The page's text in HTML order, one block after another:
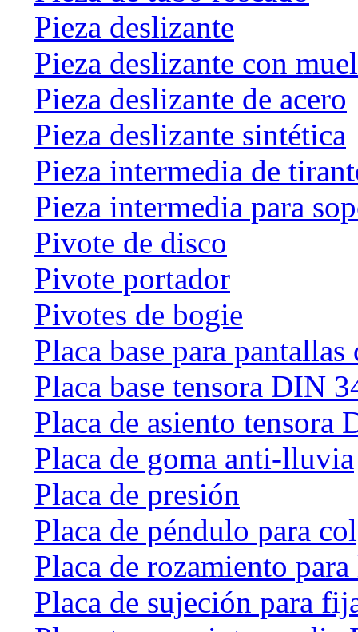
Pieza deslizante
Pieza deslizante con
Pieza deslizante de acero
Pieza deslizante sintética
Pieza intermedia de
Pieza intermedia para
Pivote de disco
Pivote portador
Pivotes de bogie
Placa base para pantallas
Placa base tensora DIN
Placa de asiento tensora
Placa de goma anti-lluvia
Placa de presión
Placa de péndulo para
Placa de rozamiento
Placa de sujeción para